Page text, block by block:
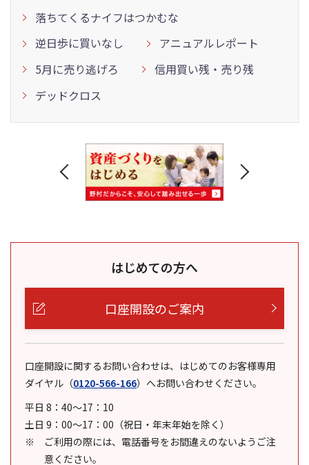
落ちてくるナイフはつかむな
逆日歩に買いなし
アニュアルレポート
5月に売り逃げろ
信用買い残・売り残
デッドクロス
はじめての方へ
口座開設のご案内
口座開設に関するお問い合わせは、はじめてのお客様専用
ダイヤル （0120-566-166） へお問い合わせください。
平日 8：40～17：10
土日 9：00～17：00（祝日・年末年始を除く）
ご利用の際には、電話番号をお間違えのないようご注
意ください。